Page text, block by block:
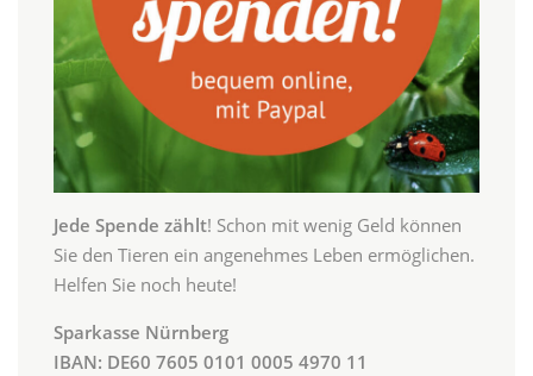
Jede Spende zählt! Schon mit wenig Geld können
Sie den Tieren ein angenehmes Leben ermöglichen.
Helfen Sie noch heute!
Sparkasse Nürnberg
IBAN: DE60 7605 0101 0005 4970 11